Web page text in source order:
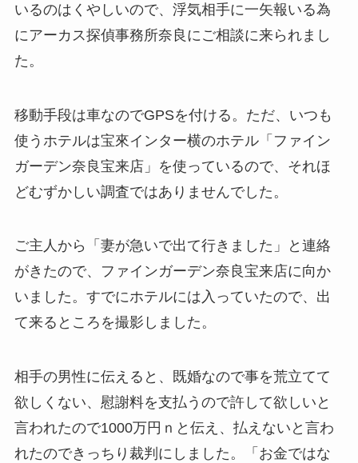
いるのはくやしいので、浮気相手に一矢報いる為
にアーカス探偵事務所奈良にご相談に来られまし
た。
移動手段は車なのでGPSを付ける。ただ、いつも
使うホテルは宝來インター横のホテル「ファイン
ガーデン奈良宝来店」を使っているので、それほ
どむずかしい調査ではありませんでした。
ご主人から「妻が急いで出て行きました」と連絡
がきたので、ファインガーデン奈良宝来店に向か
いました。すでにホテルには入っていたので、出
て来るところを撮影しました。
相手の男性に伝えると、既婚なので事を荒立てて
欲しくない、慰謝料を支払うので許して欲しいと
言われたので1000万円ｎと伝え、払えないと言わ
れたのできっちり裁判にしました。「お金ではな